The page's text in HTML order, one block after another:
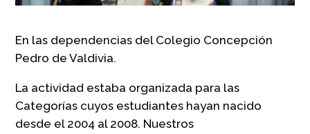
En las dependencias del Colegio Concepción
Pedro de Valdivia.
La actividad estaba organizada para las
Categorías cuyos estudiantes hayan nacido
desde el 2004 al 2008. Nuestros